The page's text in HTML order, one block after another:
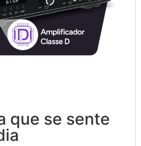
que se sente